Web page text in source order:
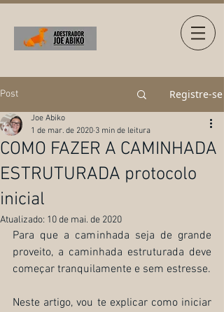
Post Registre-se
COMO FAZER A CAMINHADA
ESTRUTURADA protocolo
inicial
Joe Abiko
1 de mar. de 2020 3 min de leitura
Atualizado: 10 de mai. de 2020
Para que a caminhada seja de grande
proveito, a caminhada estruturada deve
começar tranquilamente e sem estresse.
Neste artigo, vou te explicar como iniciar